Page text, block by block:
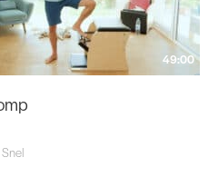
49:00